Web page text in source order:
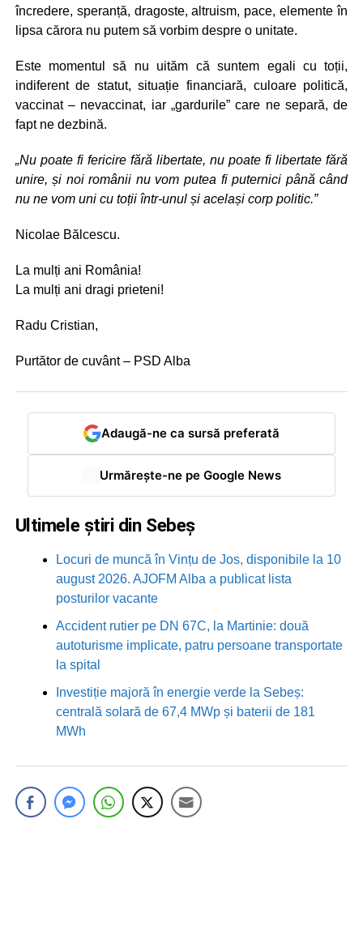
încredere, speranță, dragoste, altruism, pace, elemente în
lipsa cărora nu putem să vorbim despre o unitate.
Este momentul să nu uităm că suntem egali cu toții,
indiferent de statut, situație financiară, culoare politică,
vaccinat – nevaccinat, iar „gardurile” care ne separă, de
fapt ne dezbină.
„Nu poate fi fericire fără libertate, nu poate fi libertate fără
unire, și noi românii nu vom putea fi puternici până când
nu ne vom uni cu toții într-unul și același corp politic.”
Nicolae Bălcescu.
La mulți ani România!
La mulți ani dragi prieteni!
Radu Cristian,
Purtător de cuvânt – PSD Alba
Adaugă-ne ca sursă preferată
Urmărește-ne pe Google News
Ultimele știri din Sebeș
Locuri de muncă în Vințu de Jos, disponibile la 10
august 2026. AJOFM Alba a publicat lista
posturilor vacante
Accident rutier pe DN 67C, la Martinie: două
autoturisme implicate, patru persoane transportate
la spital
Investiție majoră în energie verde la Sebeș:
centrală solară de 67,4 MWp și baterii de 181
MWh